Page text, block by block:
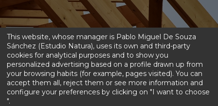
This website, whose manager is Pablo Miguel De Souza
Sánchez (Estudio Natura), uses its own and third-party
cookies for analytical purposes and to show you
personalized advertising based on a profile drawn up from
your browsing habits (for example, pages visited). You can
accept them all, reject them or see more information and
configure your preferences by clicking on "I want to choose
".